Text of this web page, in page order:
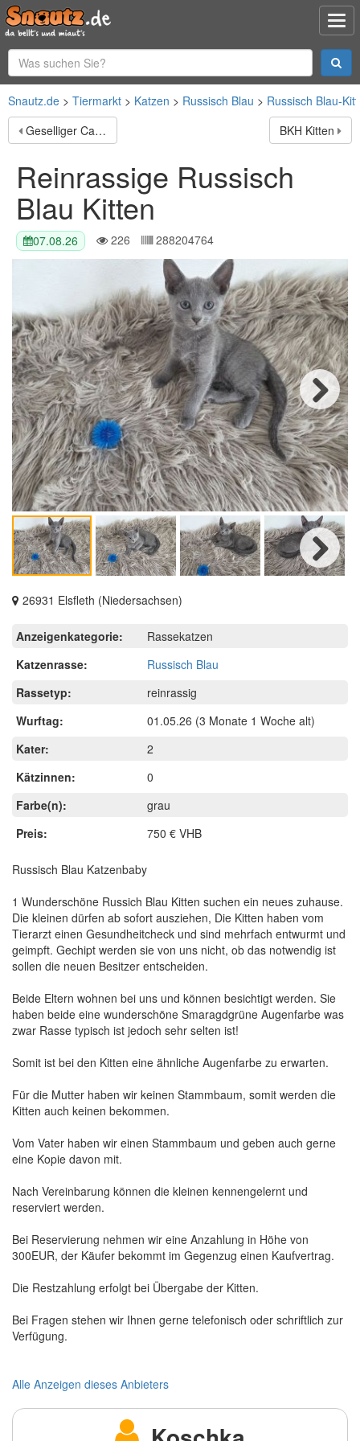
Snautz.de Tiermarkt Katzen Russisch Blau
Russisch Blau-
Geselliger Cat Damon sucht Zuhause mit Artgenossen
BKH Kitten
Reinrassige Russisch
Blau Kitten
07.08.26 226 288204764
Next
Next
26931 Elsfleth (Niedersachsen)
Anzeigenkategorie:
Rassekatzen
Katzenrasse:
Russisch Blau
Rassetyp:
reinrassig
Wurftag:
01.05.26 (3 Monate 1 Woche alt)
Kater:
2
Kätzinnen:
0
Farbe(n):
grau
Preis:
750 € VHB
Russisch Blau Katzenbaby
1 Wunderschöne Russich Blau Kitten suchen ein neues zuhause.
Die kleinen dürfen ab sofort ausziehen, Die Kitten haben vom
Tierarzt einen Gesundheitcheck und sind mehrfach entwurmt und
geimpft. Gechipt werden sie von uns nicht, ob das notwendig ist
sollen die neuen Besitzer entscheiden.
Beide Eltern wohnen bei uns und können besichtigt werden. Sie
haben beide eine wunderschöne Smaragdgrüne Augenfarbe was
zwar Rasse typisch ist jedoch sehr selten ist!
Somit ist bei den Kitten eine ähnliche Augenfarbe zu erwarten.
Für die Mutter haben wir keinen Stammbaum, somit werden die
Kitten auch keinen bekommen.
Vom Vater haben wir einen Stammbaum und geben auch gerne
eine Kopie davon mit.
Nach Vereinbarung können die kleinen kennengelernt und
reserviert werden.
Bei Reservierung nehmen wir eine Anzahlung in Höhe von
300EUR, der Käufer bekommt im Gegenzug einen Kaufvertrag.
Die Restzahlung erfolgt bei Übergabe der Kitten.
Bei Fragen stehen wir Ihnen gerne telefonisch oder schriftlich zur
Verfügung.
Alle Anzeigen dieses Anbieters